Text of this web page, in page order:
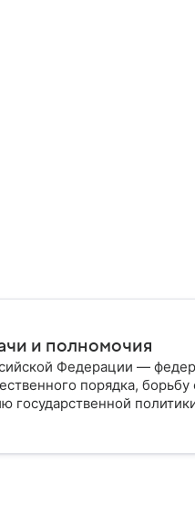
и полномочия
Федерации —
порядка,
государственной
МВД России, какие